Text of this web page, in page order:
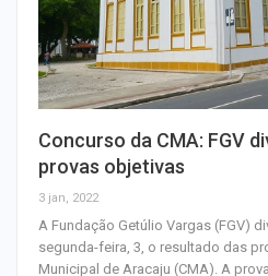
Concurso da CMA: FGV
provas objetivas
3 jan, 2022
A Fundação Getúlio Vargas (FGV)
segunda-feira, 3, o resultado das
Municipal de Aracaju (CMA). A